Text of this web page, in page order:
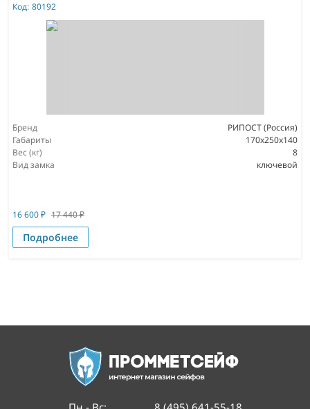
Код: 80192
Бренд
РИПОСТ (Россия)
Габариты
170x250x140
Вес (кг)
8
Вид замка
ключевой
16 600₽ 17 440₽
Подробнее